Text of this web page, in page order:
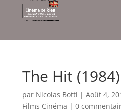
The Hit (1984)
par Nicolas Botti | Août 4,
Films Cinéma | 0